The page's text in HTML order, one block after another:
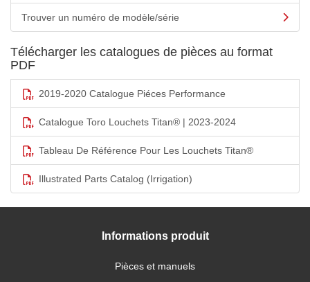
Trouver un numéro de modèle/série
Télécharger les catalogues de pièces au format
PDF
2019-2020 Catalogue Piéces Performance
Catalogue Toro Louchets Titan® | 2023-2024
Tableau De Référence Pour Les Louchets Titan®
Illustrated Parts Catalog (Irrigation)
Informations produit
Pièces et manuels